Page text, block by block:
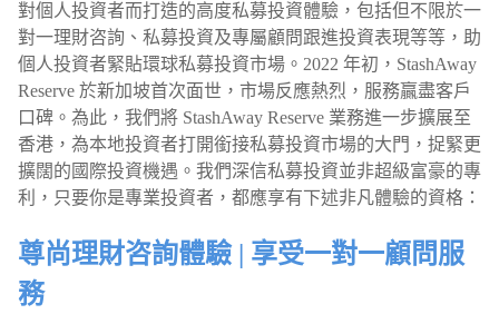
對個人投資者而打造的高度私募投資體驗，包括但不限於一
對一理財咨詢、私募投資及專屬顧問跟進投資表現等等，助
個人投資者緊貼環球私募投資市場。2022 年初，StashAway
Reserve 於新加坡首次面世，市場反應熱烈，服務贏盡客戶
口碑。為此，我們將 StashAway Reserve 業務進一步擴展至
香港，為本地投資者打開銜接私募投資市場的大門，捉緊更
擴闊的國際投資機遇。我們深信私募投資並非超級富豪的專
利，只要你是專業投資者，都應享有下述非凡體驗的資格：
尊尚理財咨詢體驗 | 享受一對一顧問服
務